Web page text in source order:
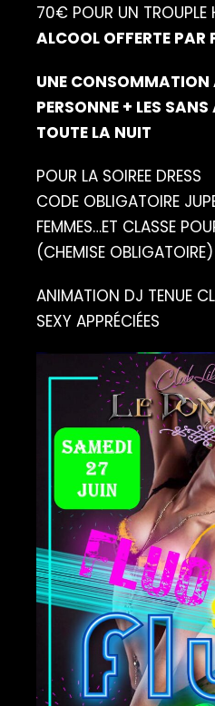
70€ POUR UN TROUPLE
ALCOOL OFFERTE PAR
UNE CONSOMMATION
PERSONNE + LES
TOUTE LA NUIT
POUR LA SOIREE DRESS
CODE OBLIGATOIRE
FEMMES…ET CLASSE
(CHEMISE OBLIGATOIRE)
ANIMATION DJ TENUE
SEXY APPRÉCIÉES